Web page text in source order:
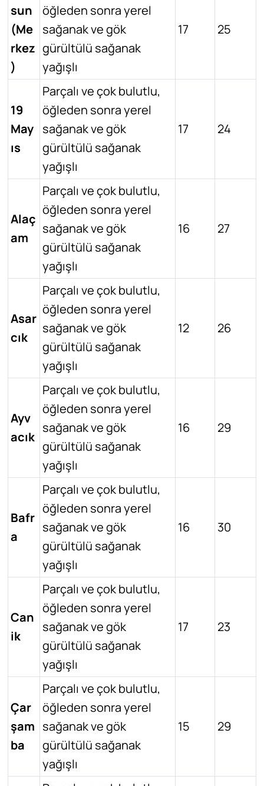
sun
(Me
rkez
)
öğleden sonra yerel
sağanak ve gök
gürültülü sağanak
yağışlı
17 25
19
May
ıs
Parçalı ve çok bulutlu,
öğleden sonra yerel
sağanak ve gök
gürültülü sağanak
yağışlı
17 24
Alaç
am
Parçalı ve çok bulutlu,
öğleden sonra yerel
sağanak ve gök
gürültülü sağanak
yağışlı
16 27
Asar
cık
Parçalı ve çok bulutlu,
öğleden sonra yerel
sağanak ve gök
gürültülü sağanak
yağışlı
12 26
Ayv
acık
Parçalı ve çok bulutlu,
öğleden sonra yerel
sağanak ve gök
gürültülü sağanak
yağışlı
16 29
Bafr
a
Parçalı ve çok bulutlu,
öğleden sonra yerel
sağanak ve gök
gürültülü sağanak
yağışlı
16 30
Can
ik
Parçalı ve çok bulutlu,
öğleden sonra yerel
sağanak ve gök
gürültülü sağanak
yağışlı
17 23
Çar
şam
ba
Parçalı ve çok bulutlu,
öğleden sonra yerel
sağanak ve gök
gürültülü sağanak
yağışlı
15 29